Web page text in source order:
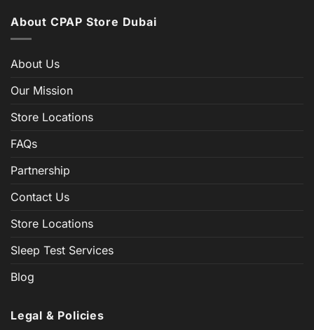
About CPAP Store Dubai
About Us
Our Mission
Store Locations
FAQs
Partnership
Contact Us
Store Locations
Sleep Test Services
Blog
Legal & Policies